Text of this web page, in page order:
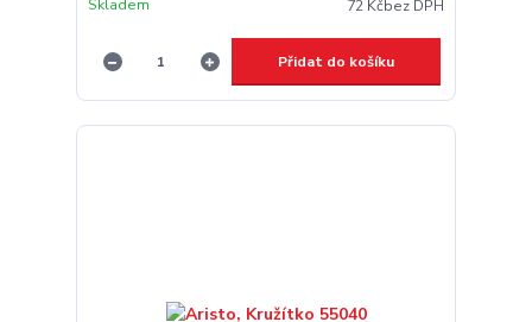
72 Kčbez DPH
Skladem
Přidat do košíku